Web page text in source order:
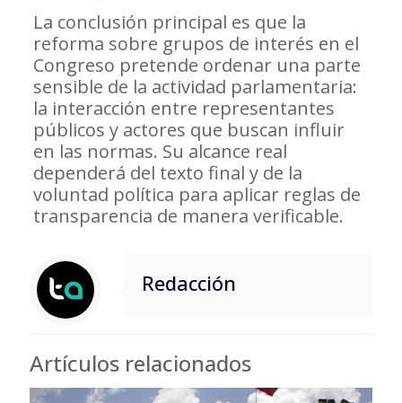
La conclusión principal es que la
reforma sobre grupos de interés en el
Congreso pretende ordenar una parte
sensible de la actividad parlamentaria:
la interacción entre representantes
públicos y actores que buscan influir
en las normas. Su alcance real
dependerá del texto final y de la
voluntad política para aplicar reglas de
transparencia de manera verificable.
Redacción
Artículos relacionados